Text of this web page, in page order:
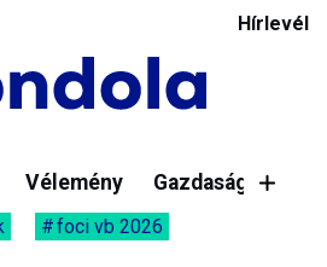
Hírlevél
Vélemény Gazdaság
foci vb 2026